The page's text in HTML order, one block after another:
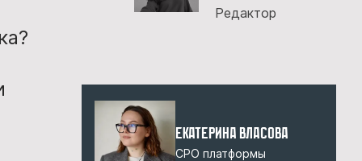
Редактор
Екатерина Власова
CPO платформы